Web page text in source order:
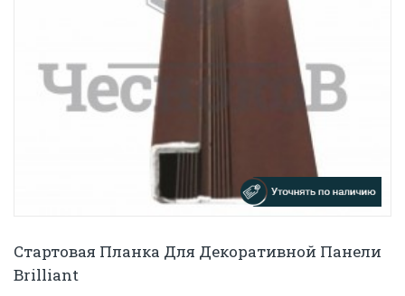
Стартовая Планка Для Декоративной Панели
Brilliant